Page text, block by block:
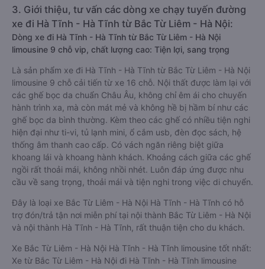
3. Giới thiệu, tư vấn các dòng xe chạy tuyến đường
xe đi Hà Tĩnh - Hà Tĩnh từ Bắc Từ Liêm - Hà Nội:
Dòng xe đi Hà Tĩnh - Hà Tĩnh từ Bắc Từ Liêm - Hà Nội
limousine 9 chỗ vip, chất lượng cao: Tiện lợi, sang trọng
Là sản phẩm xe đi Hà Tĩnh - Hà Tĩnh từ Bắc Từ Liêm - Hà Nội
limousine 9 chỗ cải tiến từ xe 16 chỗ. Nội thất được làm lại với
các ghế bọc da chuẩn Châu Âu, không chỉ êm ái cho chuyến
hành trình xa, mà còn mát mẻ và không hề bị hầm bí như các
ghế bọc da bình thường. Kèm theo các ghế có nhiều tiện nghi
hiện đại như ti-vi, tủ lạnh mini, ổ cắm usb, đèn đọc sách, hệ
thống âm thanh cao cấp. Có vách ngăn riêng biệt giữa
khoang lái và khoang hành khách. Khoảng cách giữa các ghế
ngồi rất thoải mái, không nhồi nhét. Luôn đáp ứng được nhu
cầu về sang trọng, thoải mái và tiện nghi trong việc di chuyển.
Đây là loại xe Bắc Từ Liêm - Hà Nội Hà Tĩnh - Hà Tĩnh có hỗ
trợ đón/trả tận nơi miễn phí tại nội thành Bắc Từ Liêm - Hà Nội
và nội thành Hà Tĩnh - Hà Tĩnh, rất thuận tiện cho du khách.
Xe Bắc Từ Liêm - Hà Nội Hà Tĩnh - Hà Tĩnh limousine tốt nhất:
Xe từ Bắc Từ Liêm - Hà Nội đi Hà Tĩnh - Hà Tĩnh limousine